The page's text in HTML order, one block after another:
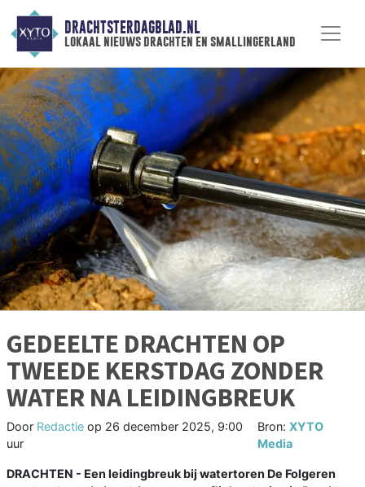
DRACHTSTERDAGBLAD.NL
lokaal nieuws drachten en smallingerland
GEDEELTE DRACHTEN OP
TWEEDE KERSTDAG ZONDER
WATER NA LEIDINGBREUK
Door Redactie op 26 december 2025, 9:00
uur
Bron: XYTO
Media
DRACHTEN - Een leidingbreuk bij watertoren De Folgeren